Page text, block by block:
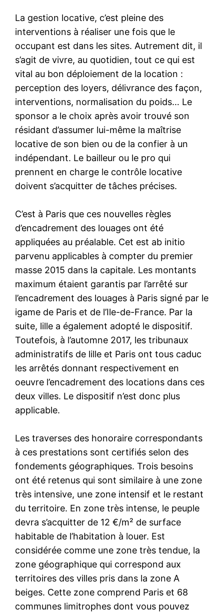
La gestion locative, c’est pleine des
interventions à réaliser une fois que le
occupant est dans les sites. Autrement dit, il
s’agit de vivre, au quotidien, tout ce qui est
vital au bon déploiement de la location :
perception des loyers, délivrance des façon,
interventions, normalisation du poids… Le
sponsor a le choix après avoir trouvé son
résidant d’assumer lui-même la maîtrise
locative de son bien ou de la confier à un
indépendant. Le bailleur ou le pro qui
prennent en charge le contrôle locative
doivent s’acquitter de tâches précises.
C’est à Paris que ces nouvelles règles
d’encadrement des louages ont été
appliquées au préalable. Cet est ab initio
parvenu applicables à compter du premier
masse 2015 dans la capitale. Les montants
maximum étaient garantis par l’arrêté sur
l’encadrement des louages à Paris signé par le
igame de Paris et de l’Ile-de-France. Par la
suite, lille a également adopté le dispositif.
Toutefois, à l’automne 2017, les tribunaux
administratifs de lille et Paris ont tous caduc
les arrêtés donnant respectivement en
oeuvre l’encadrement des locations dans ces
deux villes. Le dispositif n’est donc plus
applicable.
Les traverses des honoraire correspondants
à ces prestations sont certifiés selon des
fondements géographiques. Trois besoins
ont été retenus qui sont similaire à une zone
très intensive, une zone intensif et le restant
du territoire. En zone très intense, le peuple
devra s’acquitter de 12 €/m² de surface
habitable de l’habitation à louer. Est
considérée comme une zone très tendue, la
zone géographique qui correspond aux
territoires des villes pris dans la zone A
beiges. Cette zone comprend Paris et 68
communes limitrophes dont vous pouvez